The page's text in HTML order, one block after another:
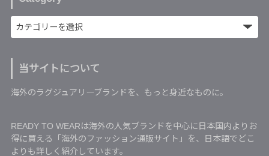
当サイトについて
海外のラグジュアリーブランドを、もっと身近なものに。
READY TO WEARは海外の人気ブランドを中心に日本国内よりお
得に買える「海外のファッション通販サイト」を、日本語でどこ
よりも詳しく紹介しています。